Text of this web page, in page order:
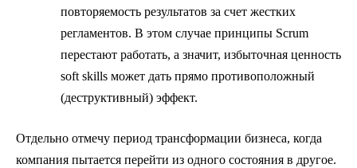
повторяемость результатов за счет жестких
регламентов. В этом случае принципы Scrum
перестают работать, а значит, избыточная ценность
soft skills может дать прямо противоположный
(деструктивный) эффект.
Отдельно отмечу период трансформации бизнеса, когда
компания пытается перейти из одного состояния в другое.